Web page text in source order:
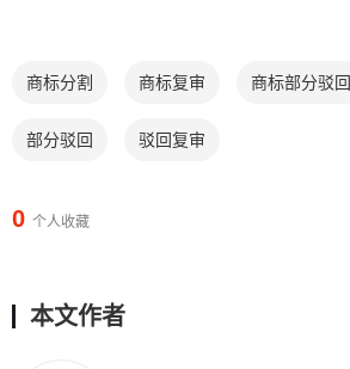
商标分割 商标复审 商标部分驳回
部分驳回 驳回复审
0 个人收藏
本文作者